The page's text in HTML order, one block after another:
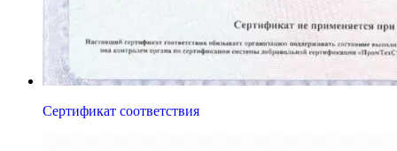
Сертификат соответствия